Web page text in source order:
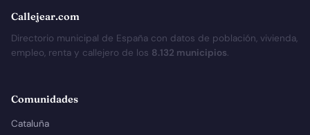
Callejear.com
Directorio municipal de España con datos de población, vivienda,
empleo, renta y callejero de los 8.132 municipios.
Comunidades
Cataluña